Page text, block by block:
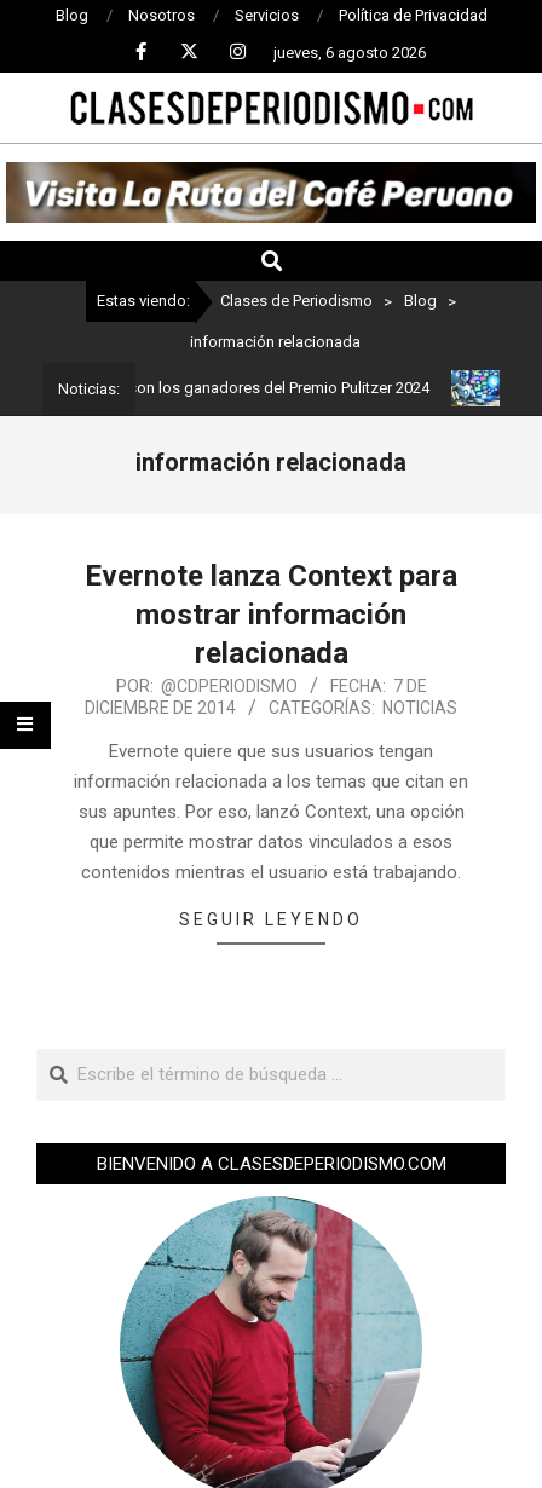
Blog Nosotros Servicios Política de Privacidad
jueves, 6 agosto 2026
CLASES
DE
PERIODISMO
Estas viendo: Clases de Periodismo > Blog >
información relacionada
Noticias:
Estos son los ganadores del Premio Pulitzer 2024
información relacionada
Evernote lanza Context para
mostrar información
relacionada
POR: @CDPERIODISMO FECHA: 7 DE
DICIEMBRE DE 2014
CATEGORÍAS: NOTICIAS
Evernote quiere que sus usuarios tengan
información relacionada a los temas que citan en
sus apuntes. Por eso, lanzó Context, una opción
que permite mostrar datos vinculados a esos
contenidos mientras el usuario está trabajando.
SEGUIR LEYENDO
BIENVENIDO A CLASESDEPERIODISMO.COM